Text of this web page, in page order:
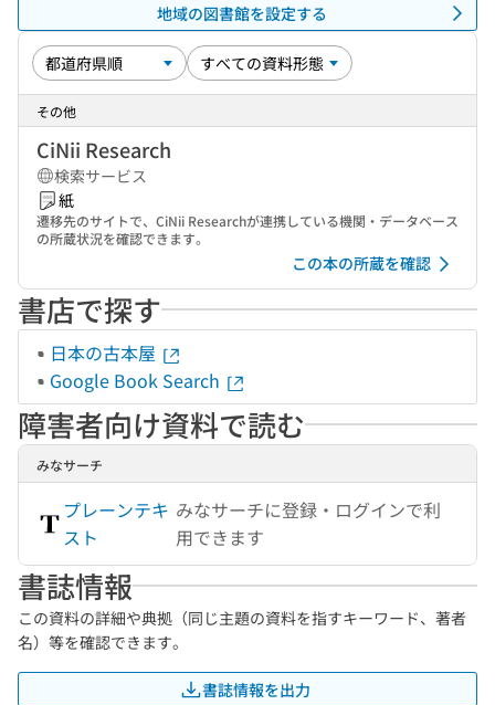
地域の図書館を設定する
その他
CiNii Research
検索サービス
紙
遷移先のサイトで、CiNii Researchが連携している機関・データベース
の所蔵状況を確認できます。
この本の所蔵を確認
書店で探す
日本の古本屋
Google Book Search
障害者向け資料で読む
みなサーチ
プレーンテキ
スト
みなサーチに登録・ログインで利
用できます
書誌情報
この資料の詳細や典拠（同じ主題の資料を指すキーワード、著者
名）等を確認できます。
書誌情報を出力